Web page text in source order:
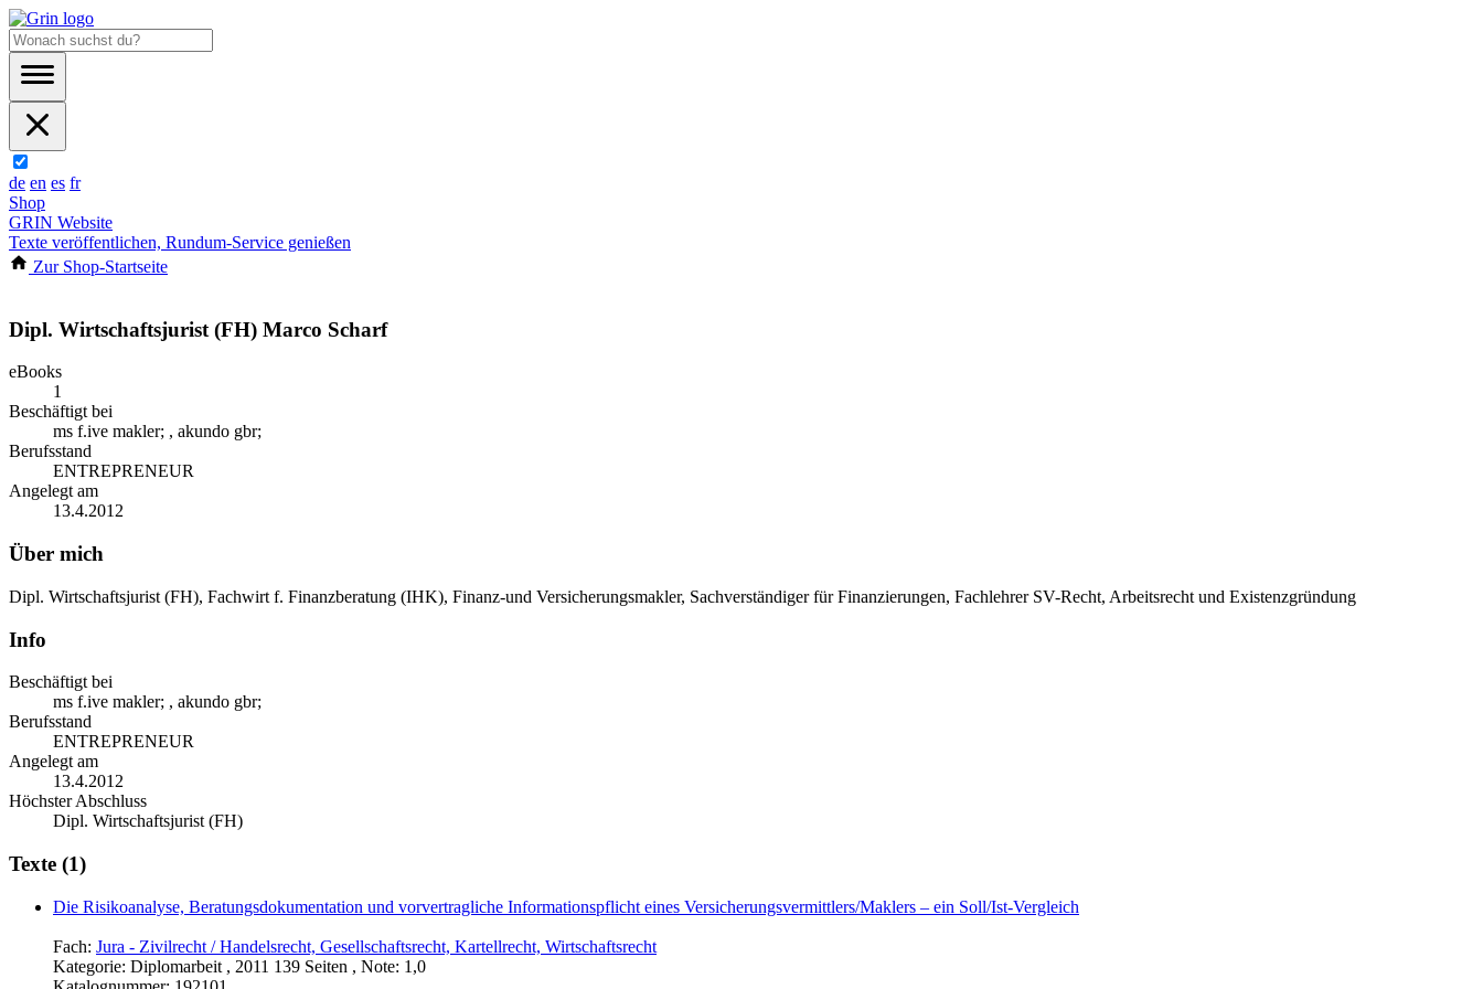
de en es fr
Shop
GRIN Website
Texte veröffentlichen, Rundum-Service genießen
Zur Shop-Startseite
Dipl. Wirtschaftsjurist (FH) Marco Scharf
eBooks
1
Beschäftigt bei
ms f.ive makler; , akundo gbr;
Berufsstand
ENTREPRENEUR
Angelegt am
13.4.2012
Über mich
Dipl. Wirtschaftsjurist (FH), Fachwirt f. Finanzberatung (IHK), Finanz-und Versicherungsmakler, Sachverständiger für Finanzierungen, Fachlehrer SV-Recht, Arbeitsrecht und Existenzgründung
Info
Beschäftigt bei
ms f.ive makler; , akundo gbr;
Berufsstand
ENTREPRENEUR
Angelegt am
13.4.2012
Höchster Abschluss
Dipl. Wirtschaftsjurist (FH)
Texte (1)
Die Risikoanalyse, Beratungsdokumentation und vorvertragliche Informationspflicht eines Versicherungsvermittlers/Maklers – ein Soll/Ist-Vergleich
Fach: Jura - Zivilrecht / Handelsrecht, Gesellschaftsrecht, Kartellrecht, Wirtschaftsrecht
Kategorie: Diplomarbeit , 2011 139 Seiten , Note: 1,0